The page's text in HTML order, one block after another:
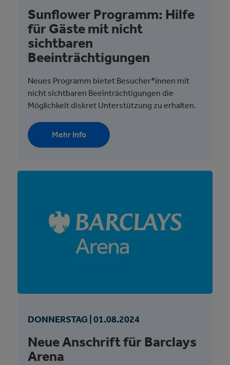
Sunflower Programm: Hilfe
für Gäste mit nicht
sichtbaren
Beeinträchtigungen
Neues Programm bietet Besucher*innen mit
nicht sichtbaren Beeinträchtigungen die
Möglichkeit diskret Unterstützung zu erhalten.
Mehr Info
DONNERSTAG | 01.08.2024
Neue Anschrift für Barclays
Arena